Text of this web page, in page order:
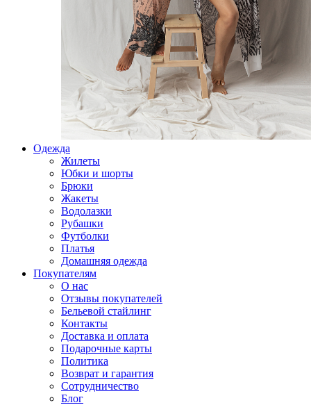
Одежда
Жилеты
Юбки и шорты
Брюки
Жакеты
Водолазки
Рубашки
Футболки
Платья
Домашняя одежда
Покупателям
О нас
Отзывы покупателей
Бельевой стайлинг
Контакты
Доставка и оплата
Подарочные карты
Политика
Возврат и гарантия
Сотрудничество
Блог